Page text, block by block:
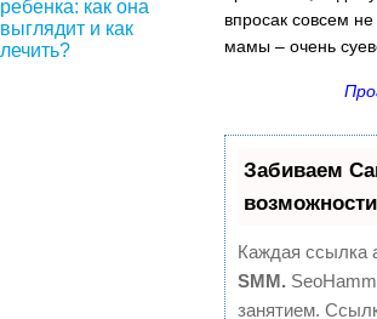
впросак совсем
мамы – очень
Забиваем
Каждая ссылка
SMM.
занятием.
ребенка: как она
выглядит и как
лечить?